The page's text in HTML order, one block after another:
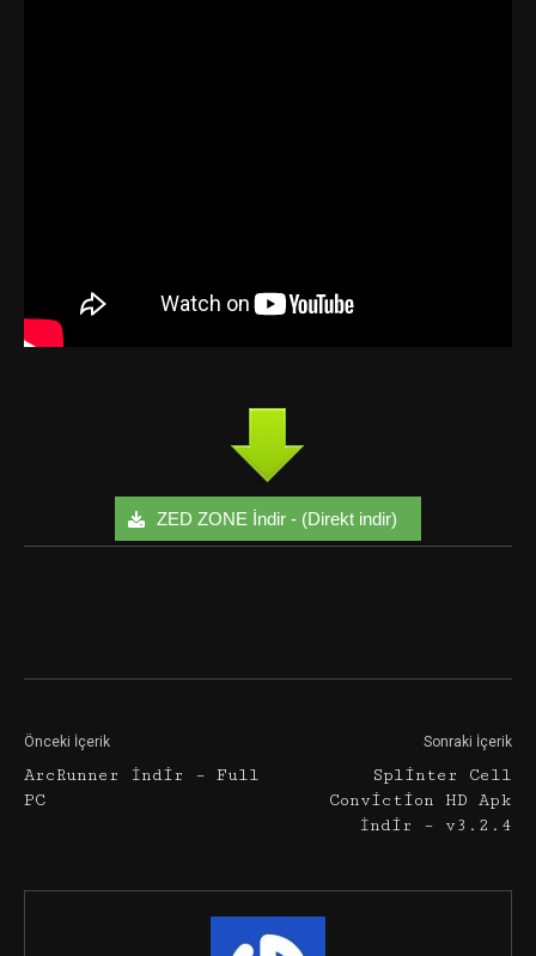
ZED ZONE İndir - (Direkt indir)
Önceki İçerik
ArcRunner İndir – Full
PC
Sonraki İçerik
Splinter Cell
Conviction HD Apk
İndir – v3.2.4